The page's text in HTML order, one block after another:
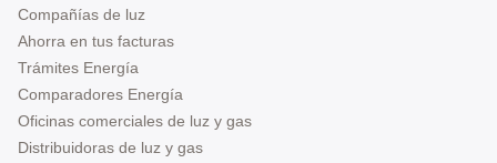
Compañías de luz
Ahorra en tus facturas
Trámites Energía
Comparadores Energía
Oficinas comerciales de luz y gas
Distribuidoras de luz y gas